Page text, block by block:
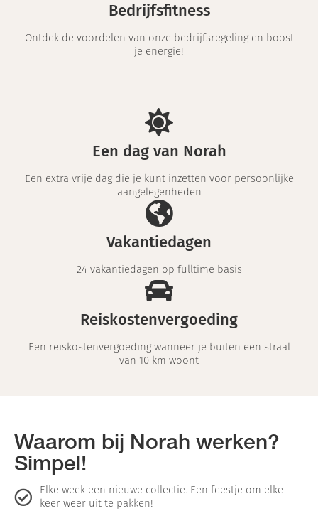
Bedrijfsfitness
Ontdek de voordelen van onze bedrijfsregeling en boost
je energie!
Een dag van Norah
Een extra vrije dag die je kunt inzetten voor persoonlijke
aangelegenheden
Vakantiedagen
24 vakantiedagen op fulltime basis
Reiskostenvergoeding
Een reiskostenvergoeding wanneer je buiten een straal
van 10 km woont
Waarom bij Norah werken?
Simpel!
Elke week een nieuwe collectie. Een feestje om elke
keer weer uit te pakken!